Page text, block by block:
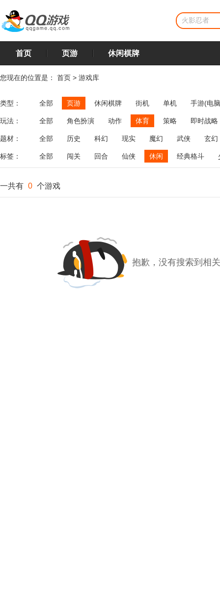
首页 页游 休闲棋牌
您现在的位置是： 首页 > 游戏库
类型： 全部 页游 休闲棋牌 街机 单机 手游(电
玩法： 全部 角色扮演 动作 体育 策略
即时战略
飞行
恋爱 第三人称射击 棋类 牌类 麻将
题材： 全部 历史 科幻 现实 魔幻 武侠 玄幻
标签： 全部 闯关 回合 仙侠 休闲 经典格斗
一共有 0 个游戏
抱歉，没有搜索到相